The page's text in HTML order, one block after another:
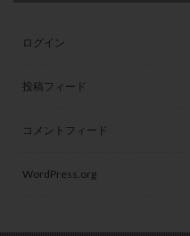
ログイン
投稿フィード
コメントフィード
WordPress.org